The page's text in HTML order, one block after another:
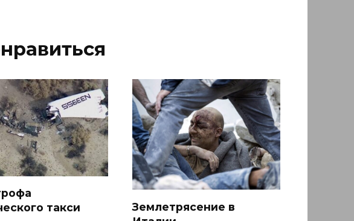
такси
Землетрясение в